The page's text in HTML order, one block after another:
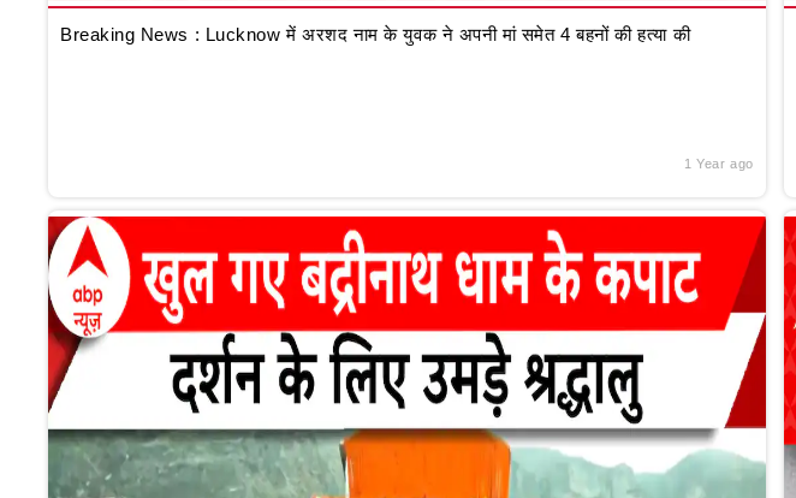
Breaking News : Lucknow में अरशद नाम के युवक ने अपनी मां समेत 4 बहनों की हत्या की
1 Year ago